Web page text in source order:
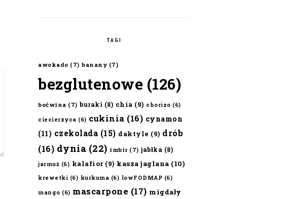
TAGI
awokado (7) banany (7)
bezglutenowe (126)
boćwina (7) buraki (8) chia (9) chorizo (6)
ciecierzyca (6) cukinia (16) cynamon
(11) czekolada (15) daktyle (9) drób
(16) dynia (22) imbir (7) jabłka (8)
jarmuż (6) kalafior(9) kasza jaglana (10)
krewetki (6) kurkuma (6) lowFODMAP (6)
mango (6) mascarpone (17) migdały